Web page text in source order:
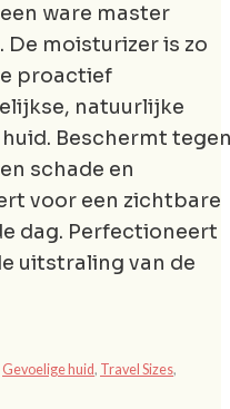
ware master
moisturizer is zo
proactief
natuurlijke
Beschermt
schade en
voor een zichtbare
dag. Perfectioneert
uitstraling van de
Gevoelige huid, Travel Sizes,